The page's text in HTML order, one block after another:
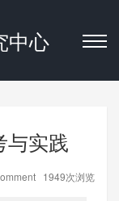
中心
与实践
1949次浏览